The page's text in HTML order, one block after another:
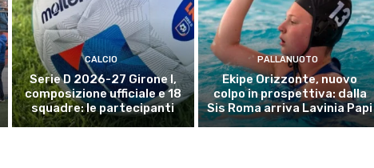
CALCIO
Serie D 2026-27 Girone I,
composizione ufficiale e 18
squadre: le partecipanti
PALLANUOTO
Ekipe Orizzonte, nuovo
colpo in prospettiva: dalla
Sis Roma arriva Lavinia Papi